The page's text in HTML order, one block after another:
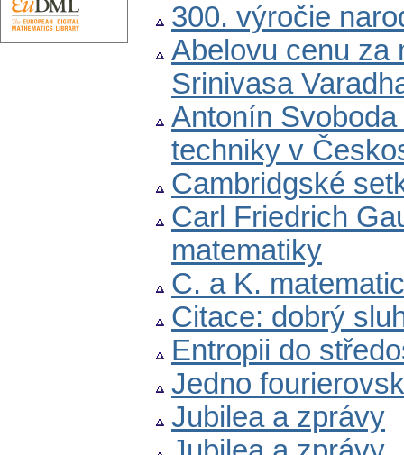
300. výročie
Abelovu cenu za
Srinivasa
Antonín
techniky v
Cambridgské
Carl Friedrich
matematiky
C. a K.
Citace: dobrý
Entropii do
Jedno
Jubilea a zprávy